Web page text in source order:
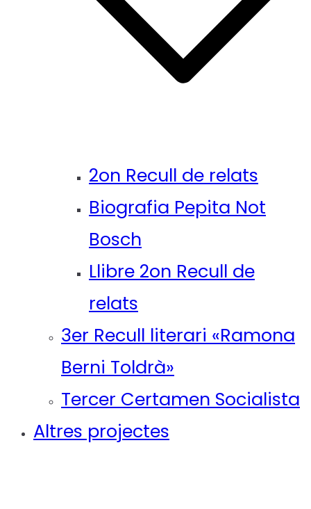
2on Recull de relats
Biografia Pepita Not
Bosch
Llibre 2on Recull de
relats
3er Recull literari «Ramona
Berni Toldrà»
Tercer Certamen Socialista
Altres projectes